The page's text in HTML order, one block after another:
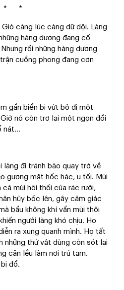
* *
càng lúc càng dữ dội. Làng
hàng dương đang cố
rồi những hàng dương
cuồng phong đang cơn
gần biển bị vứt bỏ đi một
nó còn trơ lại một ngọn đồi
nát…
làng đi tránh bão quay trở về
gương mặt hốc hác, u tối. Mùi
mùi hôi thối của rác rưởi,
hủy bốc lên, gây cảm giác
bầu không khí vẩn mùi thôi
người làng khó chịu. Họ
ra xung quanh mình. Họ tất
những thứ vật dùng còn sót lại
căn lều làm nơi trú tạm.
đổ.